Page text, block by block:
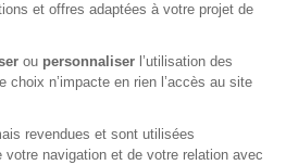
et offres adaptées à votre projet de
ou personnaliser l’utilisation des
choix n’impacte en rien l’accès au site
revendues et sont utilisées
votre navigation et de votre relation avec
consent